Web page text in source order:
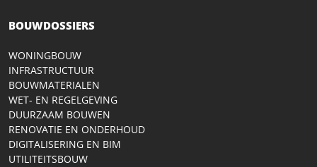
BOUWDOSSIERS
WONINGBOUW
INFRASTRUCTUUR
BOUWMATERIALEN
WET- EN REGELGEVING
DUURZAAM BOUWEN
RENOVATIE EN ONDERHOUD
DIGITALISERING EN BIM
UTILITEITSBOUW